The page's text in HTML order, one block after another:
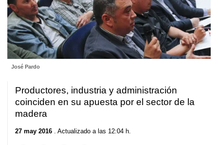
José Pardo
Productores, industria y administración
coinciden en su apuesta por el sector de la
madera
27 may 2016 . Actualizado a las 12:04 h.